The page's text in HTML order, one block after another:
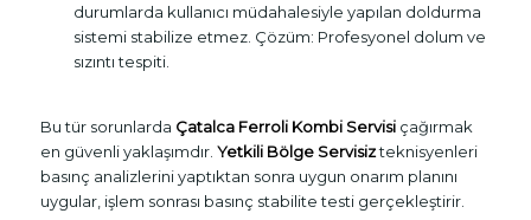
durumlarda kullanıcı müdahalesiyle yapılan doldurma
sistemi stabilize etmez. Çözüm: Profesyonel dolum ve
sızıntı tespiti.
Bu tür sorunlarda Çatalca Ferroli Kombi Servisiçağırmak
en güvenli yaklaşımdır. Yetkili Bölge Servisizteknisyenleri
basınç analizlerini yaptıktan sonra uygun onarım planını
uygular, işlem sonrası basınç stabilite testi gerçekleştirir.